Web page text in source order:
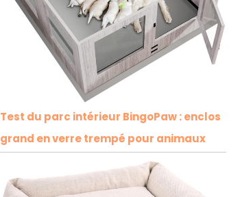
Test du parc intérieur BingoPaw : enclos
grand en verre trempé pour animaux